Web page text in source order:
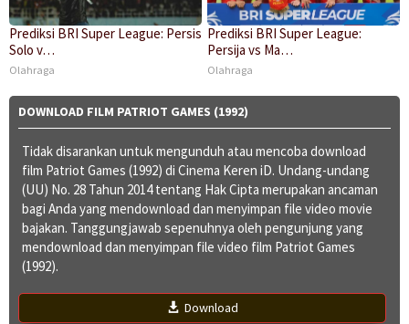
Prediksi BRI Super League: Persis
Solo v…
Olahraga
Prediksi BRI Super League:
Persija vs Ma…
Olahraga
DOWNLOAD FILM PATRIOT GAMES (1992)
Tidak disarankan untuk mengunduh atau mencoba download
film Patriot Games (1992) di Cinema Keren iD. Undang-undang
(UU) No. 28 Tahun 2014 tentang Hak Cipta merupakan ancaman
bagi Anda yang mendownload dan menyimpan file video movie
bajakan. Tanggungjawab sepenuhnya oleh pengunjung yang
mendownload dan menyimpan file video film Patriot Games
(1992).
Download